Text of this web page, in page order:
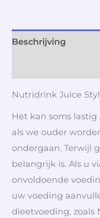
Beschrijving
Nutridrink Juice
Het kan soms
als we ouder
ondergaan. Terwijl
belangrijk is. Als u
onvoldoende
uw voeding
dieetvoeding, zoals